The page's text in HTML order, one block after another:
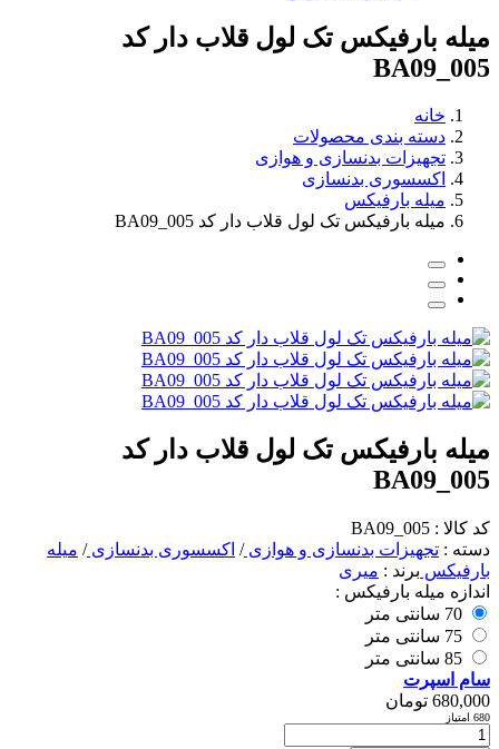
میله بارفیکس تک لول قلاب دار کد
BA09_005
خانه
دسته بندی محصولات
تجهیزات بدنسازی و هوازی
اکسسوری بدنسازی
میله بارفیکس
میله بارفیکس تک لول قلاب دار کد BA09_005
میله بارفیکس تک لول قلاب دار کد
BA09_005
کد کالا : BA09_005
دسته : تجهیزات بدنسازی و هوازی/ اکسسوری بدنسازی/ میله
بارفیکس برند : میری
اندازه میله بارفیکس :
70 سانتی متر
75 سانتی متر
85 سانتی متر
سام اسپرت
680,000 تومان
680 امتیاز